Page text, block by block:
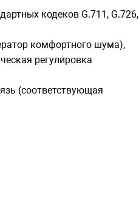
кодеков G.711, G.726,
комфортного шума),
регулировка
(соответствующая